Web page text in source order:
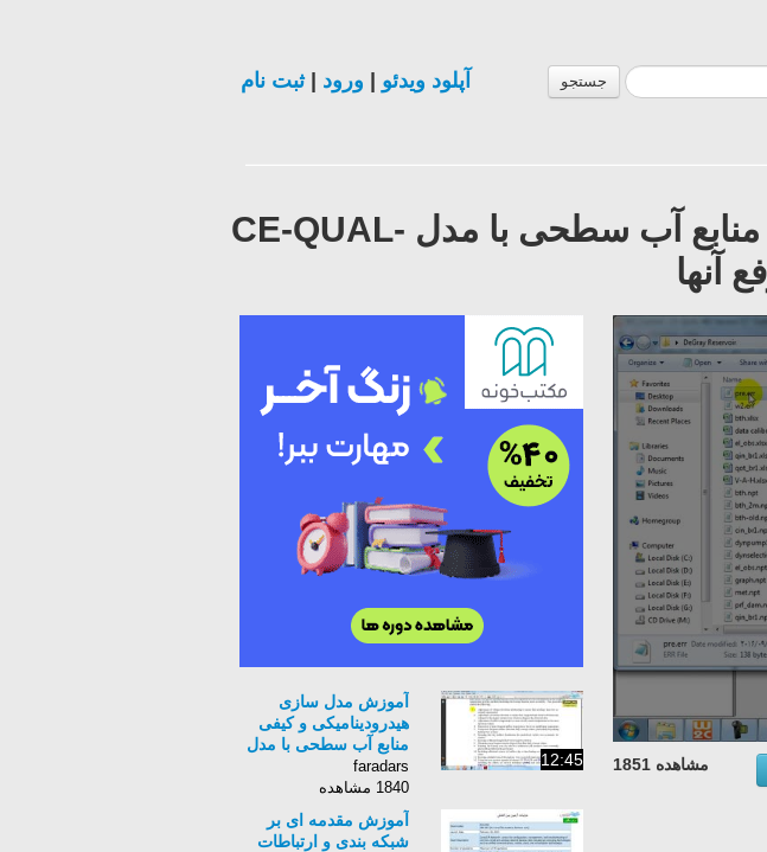
جستجو آپلود ویدئو ورود |ثبت نام
آموزش مدل سازی هیدرودینامیکی و کیفی منابع آب سطحی با مدل CE-QUAL-
مشاهده 1851 12:45
آموزش مدل سازی
هیدرودینامیکی و کیفی
منابع آب سطحی با مدل
ششم: پیش پردازش،
کالیبراسیون دما و کیفیت
و تهیه خروجی های برنامه
faradars
1840 مشاهده
آموزش مقدمه ای بر
شبکه بندی و ارتباطات